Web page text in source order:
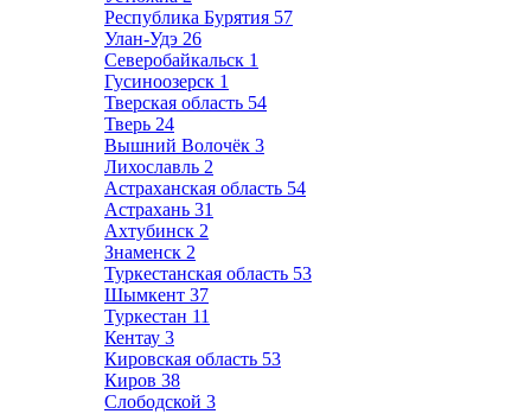
Республика Бурятия 57
Улан-Удэ 26
Северобайкальск 1
Гусиноозерск 1
Тверская область 54
Тверь 24
Вышний Волочёк 3
Лихославль 2
Астраханская область 54
Астрахань 31
Ахтубинск 2
Знаменск 2
Туркестанская область 53
Шымкент 37
Туркестан 11
Кентау 3
Кировская область 53
Киров 38
Слободской 3